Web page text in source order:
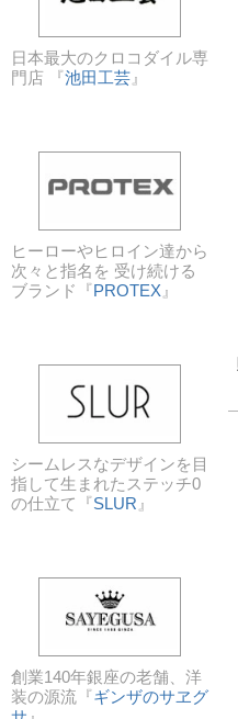
日本最大のクロコダイル専
門店 『池田工芸 』
ヒーローやヒロイン達から
次々と指名を 受け続ける
ブランド『PROTEX 』
シームレスなデザインを目
指して生まれたステッチ0
の仕立て『SLUR 』
創業140年銀座の老舗、洋
装の源流『ギンザのサヱグ